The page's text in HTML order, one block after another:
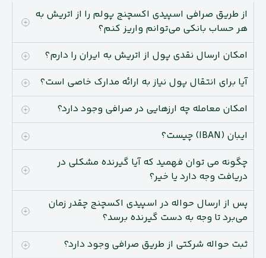
از طریق صرافی اسپیدی اکسچنج پولم را از اتریش به
هر حساب بانکی می‌توانم واریز کنم؟
امکان ارسال نقدی پول از اتریش به ایران را دارم؟
آیا برای انتقال پول نیاز به ارائه مدارک خاصی است؟
امکان معامله چه ارزهایی در صرافی وجود دارد؟
ایبان (IBAN) چیست؟
چگونه می توان فهمید که آیا گیرنده مشکلی در
دریافت وجه دارد یا خیر؟
پس از ارسال حواله در اسپیدی اکسچنج چقدر زمان
می‌برد تا وجه به دست گیرنده برسد؟
ثبت حواله شرکتی از طریق صرافی وجود دارد؟